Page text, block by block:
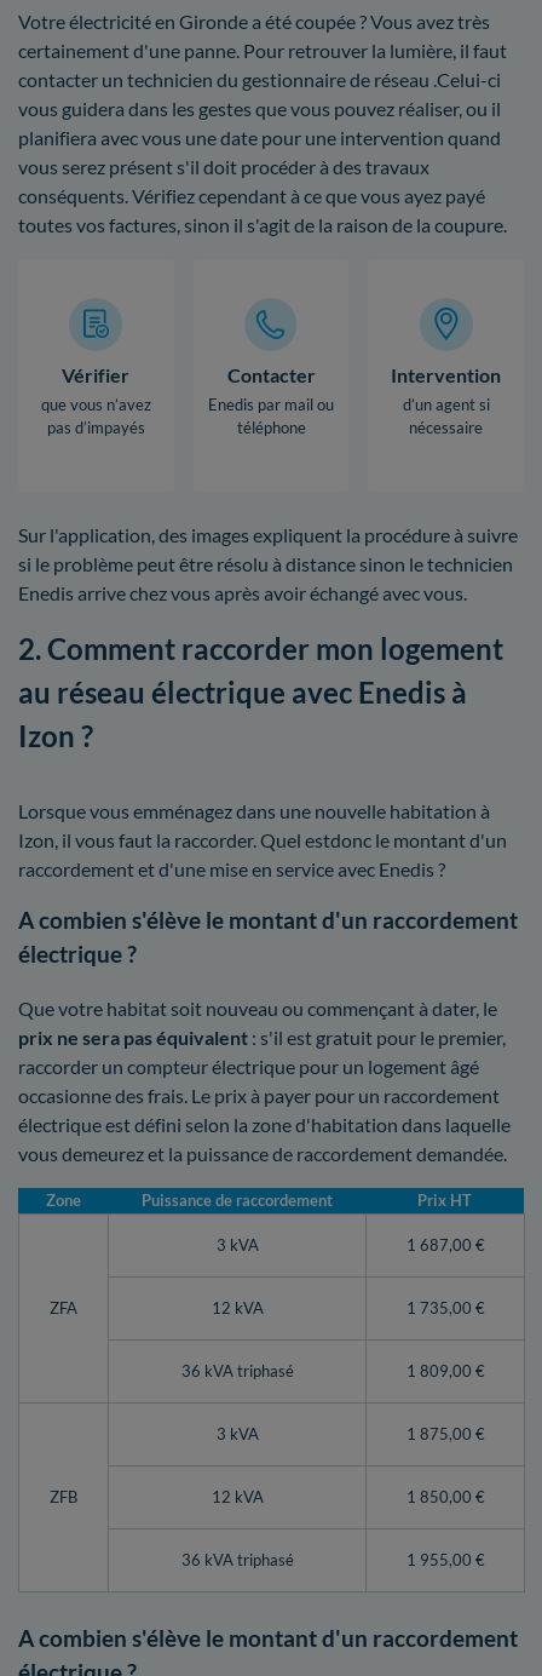
Votre électricité en Gironde a été coupée ? Vous avez très
certainement d'une panne. Pour retrouver la lumière, il faut
contacter un technicien du gestionnaire de réseau .Celui-ci
vous guidera dans les gestes que vous pouvez réaliser, ou il
planifiera avec vous une date pour une intervention quand
vous serez présent s'il doit procéder à des travaux
conséquents. Vérifiez cependant à ce que vous ayez payé
toutes vos factures, sinon il s'agit de la raison de la coupure.
Vérifier
que vous n’avez
pas d’impayés
Contacter
Enedis par mail ou
téléphone
Intervention
d’un agent si
nécessaire
Sur l'application, des images expliquent la procédure à suivre
si le problème peut être résolu à distance sinon le technicien
Enedis arrive chez vous après avoir échangé avec vous.
2. Comment raccorder mon logement
au réseau électrique avec Enedis à
Izon ?
Lorsque vous emménagez dans une nouvelle habitation à
Izon, il vous faut la raccorder. Quel estdonc le montant d'un
raccordement et d'une mise en service avec Enedis ?
A combien s'élève le montant d'un raccordement
électrique ?
Que votre habitat soit nouveau ou commençant à dater, le
prix ne sera pas équivalent : s'il est gratuit pour le premier,
raccorder un compteur électrique pour un logement âgé
occasionne des frais. Le prix à payer pour un raccordement
électrique est défini selon la zone d'habitation dans laquelle
vous demeurez et la puissance de raccordement demandée.
Zone Puissance de raccordement Prix HT
ZFA
3 kVA 1 687,00 €
12 kVA 1 735,00 €
36 kVA triphasé 1 809,00 €
ZFB
3 kVA 1 875,00 €
12 kVA 1 850,00 €
36 kVA triphasé 1 955,00 €
A combien s'élève le montant d'un raccordement